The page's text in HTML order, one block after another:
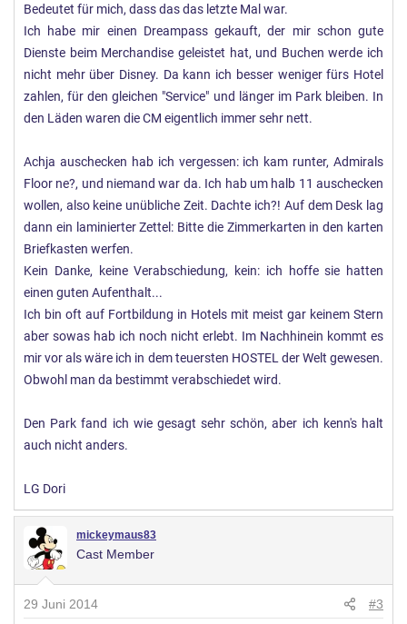
Bedeutet für mich, dass das das letzte Mal war.
Ich habe mir einen Dreampass gekauft, der mir schon gute
Dienste beim Merchandise geleistet hat, und Buchen werde ich
nicht mehr über Disney. Da kann ich besser weniger fürs Hotel
zahlen, für den gleichen "Service" und länger im Park bleiben. In
den Läden waren die CM eigentlich immer sehr nett.
Achja auschecken hab ich vergessen: ich kam runter, Admirals
Floor ne?, und niemand war da. Ich hab um halb 11 auschecken
wollen, also keine unübliche Zeit. Dachte ich?! Auf dem Desk lag
dann ein laminierter Zettel: Bitte die Zimmerkarten in den karten
Briefkasten werfen.
Kein Danke, keine Verabschiedung, kein: ich hoffe sie hatten
einen guten Aufenthalt...
Ich bin oft auf Fortbildung in Hotels mit meist gar keinem Stern
aber sowas hab ich noch nicht erlebt. Im Nachhinein kommt es
mir vor als wäre ich in dem teuersten HOSTEL der Welt gewesen.
Obwohl man da bestimmt verabschiedet wird.
Den Park fand ich wie gesagt sehr schön, aber ich kenn's halt
auch nicht anders.
LG Dori
mickeymaus83
Cast Member
29 Juni 2014 #3